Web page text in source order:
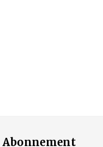
Abonnement